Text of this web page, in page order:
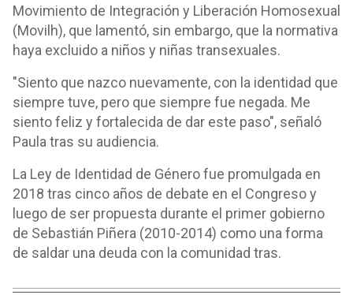
Movimiento de Integración y Liberación Homosexual
(Movilh), que lamentó, sin embargo, que la normativa
haya excluido a niños y niñas transexuales.
"Siento que nazco nuevamente, con la identidad que
siempre tuve, pero que siempre fue negada. Me
siento feliz y fortalecida de dar este paso", señaló
Paula tras su audiencia.
La Ley de Identidad de Género fue promulgada en
2018 tras cinco años de debate en el Congreso y
luego de ser propuesta durante el primer gobierno
de Sebastián Piñera (2010-2014) como una forma
de saldar una deuda con la comunidad tras.